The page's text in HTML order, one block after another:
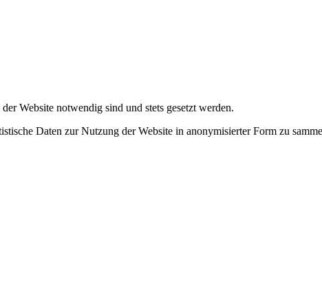
Website notwendig sind und stets gesetzt werden.
Daten zur Nutzung der Website in anonymisierter Form zu